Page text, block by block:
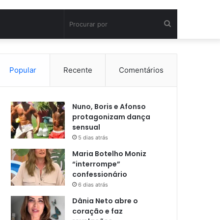
por
Popular Recente Comentários
Nuno, Boris e Afonso
protagonizam dança
sensual
5 dias atrás
Maria Botelho Moniz
“interrompe”
confessionário
6 dias atrás
Dânia Neto abre o
coração e faz